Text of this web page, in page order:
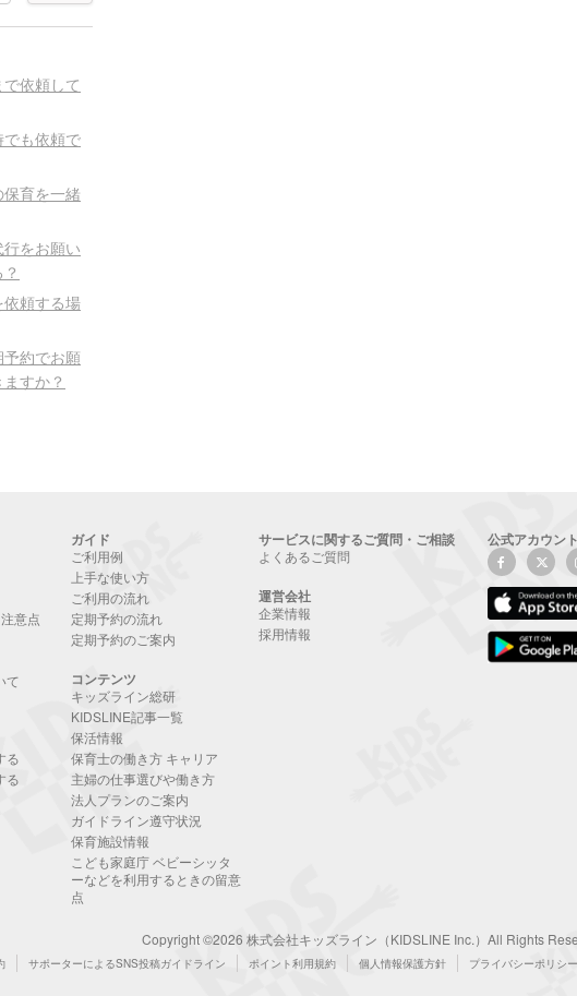
依頼して
も依頼で
育を一緒
をお願い
頼する場
約でお願
すか？
意点
て
る
る
ガイド
ご利用例
上手な使い方
ご利用の流れ
定期予約の流れ
定期予約のご案内
コンテンツ
キッズライン総研
KIDSLINE記事一覧
保活情報
保育士の働き方 キャリア
主婦の仕事選びや働き方
法人プランのご案内
ガイドライン遵守状況
保育施設情報
こども家庭庁 ベビーシッタ
ーなどを利用するときの留意
点
サービスに関するご質問・ご相談
よくあるご質問
運営会社
企業情報
採用情報
公式アカウント
Copyright ©2026 株式会社キッズライン（KIDSLINE Inc.）All Rights
サポーターによるSNS投稿ガイドライン ポイント利用規約 個人情報保護方針 プライバシーポリシー